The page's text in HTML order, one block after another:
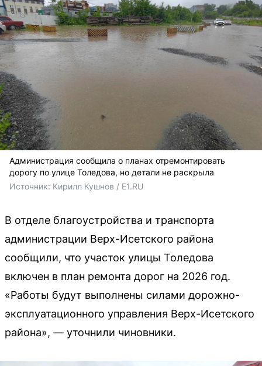
Администрация сообщила о планах отремонтировать
дорогу по улице Толедова, но детали не раскрыла
Источник: Кирилл Кушнов / E1.RU
В отделе благоустройства и транспорта
администрации Верх-Исетского района
сообщили, что участок улицы Толедова
включен в план ремонта дорог на 2026 год.
«Работы будут выполнены силами дорожно-
эксплуатационного управления Верх-Исетского
района», — уточнили чиновники.